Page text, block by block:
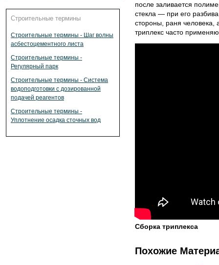
Строительные термины
Строительные термины - Шаг волны
асбестоцементного листа
Строительные термины -
Регулярный парк
Строительные термины - Система
водоподготовки с дозированной
подачей реагентов
Строительные термины -
Уплотнение осадка сточных вод
после заливается
стекла — при его
стороны, раня человека,
триплекс часто
Сборка триплекса
Похожие